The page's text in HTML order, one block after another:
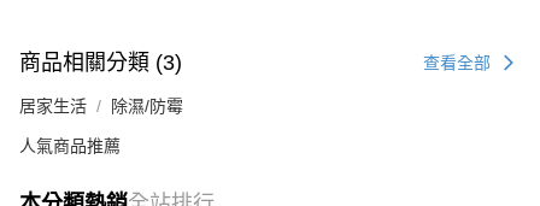
商品相關分類 (3) 查看全部
居家生活 除濕/防霉
人氣商品推薦